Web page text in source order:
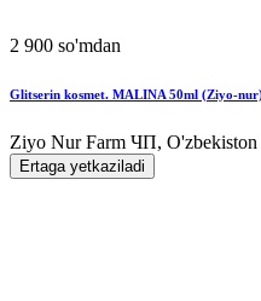
2 900 so'mdan
Glitserin kosmet. MALINA 50ml (Ziyo-
Ziyo Nur Farm ЧП, O'zbekiston
Ertaga yetkaziladi